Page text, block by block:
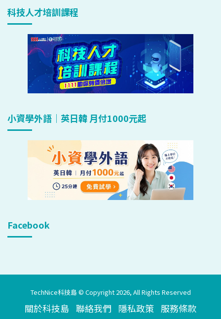
科技人才培訓課程
小資學外語｜英日韓 月付1000元起
Facebook
TechNice科技島 © Copyright 2026, All Rights Reserved
關於科技島 聯絡我們 隱私政策 服務條款